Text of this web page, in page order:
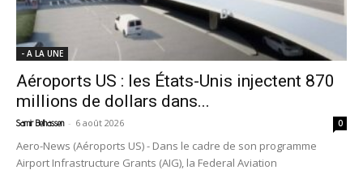
- A LA UNE
Aéroports US : les États-Unis injectent 870
millions de dollars dans...
Samir Belhassen - 6 août 2026 0
Aero-News (Aéroports US) - Dans le cadre de son programme
Airport Infrastructure Grants (AIG), la Federal Aviation